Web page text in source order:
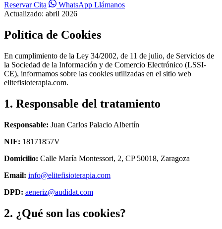
Reservar Cita
WhatsApp Llámanos
Actualizado: abril 2026
Política de Cookies
En cumplimiento de la Ley 34/2002, de 11 de julio, de Servicios de
la Sociedad de la Información y de Comercio Electrónico (LSSI-
CE), informamos sobre las cookies utilizadas en el sitio web
elitefisioterapia.com.
1. Responsable del tratamiento
Responsable: Juan Carlos Palacio Albertín
NIF: 18171857V
Domicilio: Calle María Montessori, 2, CP 50018, Zaragoza
Email: info@elitefisioterapia.com
DPD: aeneriz@audidat.com
2. ¿Qué son las cookies?